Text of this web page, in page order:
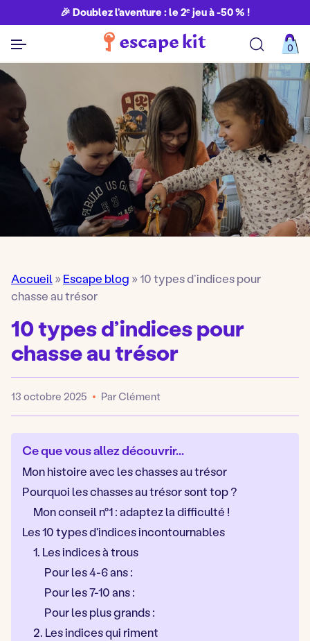
🎉 Doublez l’aventure : le 2ᵉ jeu à -50 % !
0
Accueil»Escape blog »10 types d’indices pour
chasse au trésor
10 types d’indices pour
chasse au trésor
Publié
13 octobre 2025 Par Clément
Ce que vous allez découvrir...
Mon histoire avec les chasses au trésor
Pourquoi les chasses au trésor sont top ?
Mon conseil n°1 : adaptez la difficulté !
Les 10 types d'indices incontournables
1. Les indices à trous
Pour les 4-6 ans :
Pour les 7-10 ans :
Pour les plus grands :
2. Les indices qui riment
Découvrir toutes nos aventures